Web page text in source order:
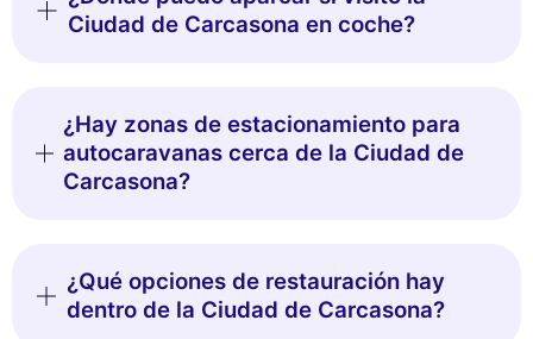
Ciudad de Carcasona en coche?
¿Hay zonas de estacionamiento para
autocaravanas cerca de la Ciudad de
Carcasona?
¿Qué opciones de restauración hay
dentro de la Ciudad de Carcasona?